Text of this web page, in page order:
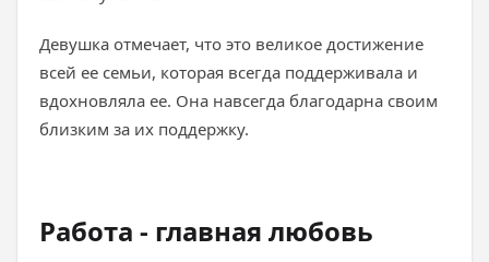
Девушка отмечает, что это великое достижение
всей ее семьи, которая всегда поддерживала и
вдохновляла ее. Она навсегда благодарна своим
близким за их поддержку.
Работа - главная любовь